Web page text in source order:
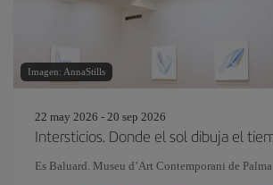
Imagen: AnnaStills
22 may 2026 - 20 sep 2026
Intersticios. Donde el sol dibuja el
Es Baluard. Museu d’Art Contemporani de Palma